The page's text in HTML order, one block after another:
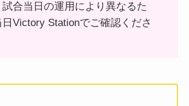
合当日の運用により異なるた
Victory Stationでご確認くださ